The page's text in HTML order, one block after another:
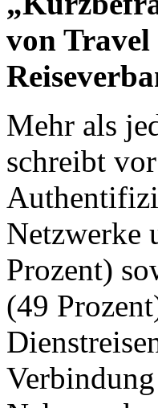
von Travel
Mehr als
schreibt
Netzwerke
Prozent)
(49